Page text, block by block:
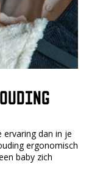
ervaring dan in je
ergonomisch
baby zich